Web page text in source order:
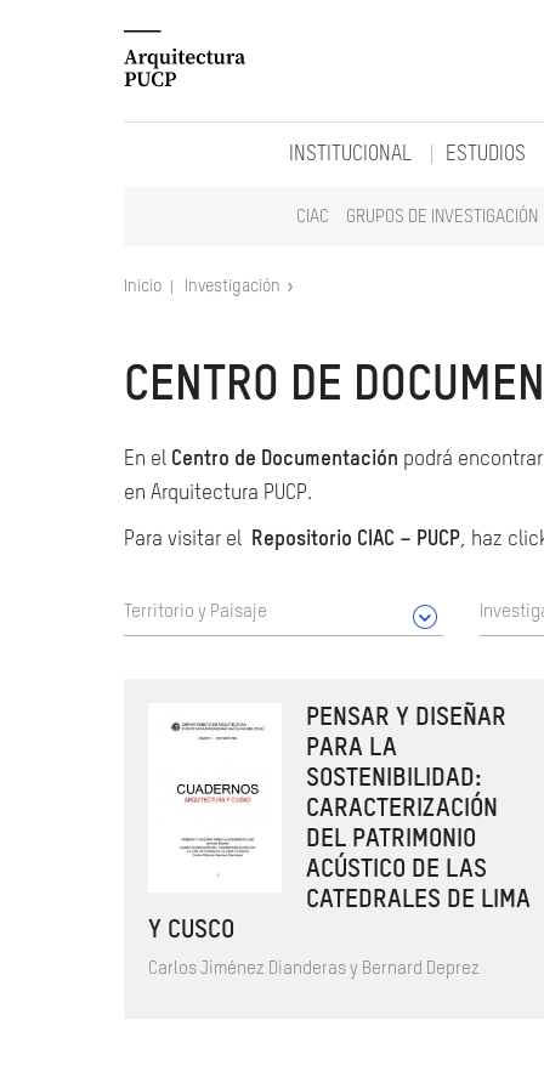
INSTITUCIONAL ESTUDIOS
CIAC GRUPOS DE INVESTIGACIÓN
Inicio Investigación
CENTRO DE
En el Centro de Documentación podrá
en Arquitectura PUCP.
Para visitar el Repositorio CIAC – PUCP, haz
Territorio y Paisaje
PENSAR Y DISEÑAR
PARA LA
SOSTENIBILIDAD:
CARACTERIZACIÓN
DEL PATRIMONIO
ACÚSTICO DE LAS
CATEDRALES DE LIMA
Y CUSCO
Carlos Jiménez Dianderas y Bernard Deprez